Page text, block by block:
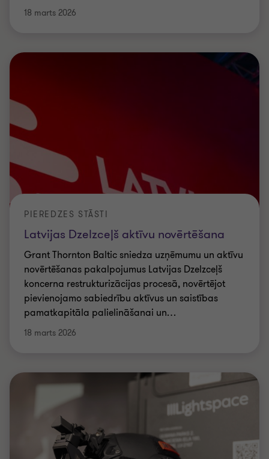
18 marts 2026
Latvijas Dzelzceļš aktīvu novērtēšana
PIEREDZES STĀSTI
Grant Thornton Baltic sniedza uzņēmumu un aktīvu
novērtēšanas pakalpojumus Latvijas Dzelzceļš
koncerna restrukturizācijas procesā, novērtējot
pievienojamo sabiedrību aktīvus un saistības
pamatkapitāla palielināšanai un…
18 marts 2026